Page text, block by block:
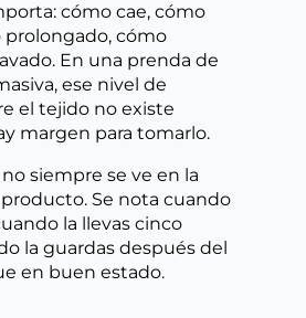
cómo cae, cómo
prolongado, cómo
En una prenda de
ese nivel de
el tejido no existe
margen para tomarlo.
siempre se ve en la
Se nota cuando
la llevas cinco
la guardas después del
en buen estado.